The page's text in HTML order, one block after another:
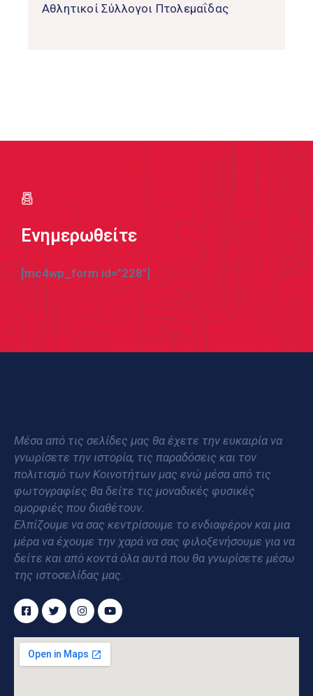
Αθλητικοί Σύλλογοι Πτολεμαΐδας
Ενημερωθείτε
[mc4wp_form id="228"]
Μέσα από τις σελίδες μας θα έχετε την ευκαιρία να
γνωρίσετε την ιστορία, τις παραδόσεις και τον
πολιτισμό των Κοινοτήτων μας ενώ μέσα από τις
φωτογραφίες θα δείτε τις μοναδικές φυσικές
ομορφιές που διαθέτουν.
Ελπίζουμε να σας κεντρίσουμε το ενδιαφέρον και μια
μέρα να έχουμε την χαρά να σας φιλοξενήσουμε για να
δείτε και από κοντά όλα αυτά που θα γνωρίσετε μέσω
της ιστοσελίδας μας.